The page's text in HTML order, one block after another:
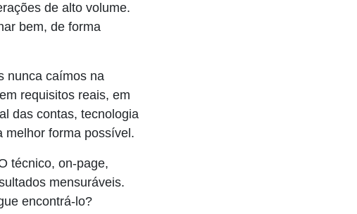
de alto volume.
bem, de forma
nunca caímos na
requisitos reais, em
das contas, tecnologia
melhor forma possível.
técnico, on-page,
mensuráveis.
encontrá-lo?